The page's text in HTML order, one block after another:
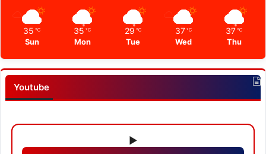
35 ℃
Sun
35 ℃
Mon
29 ℃
Tue
37 ℃
Wed
37 ℃
Thu
Youtube
▶